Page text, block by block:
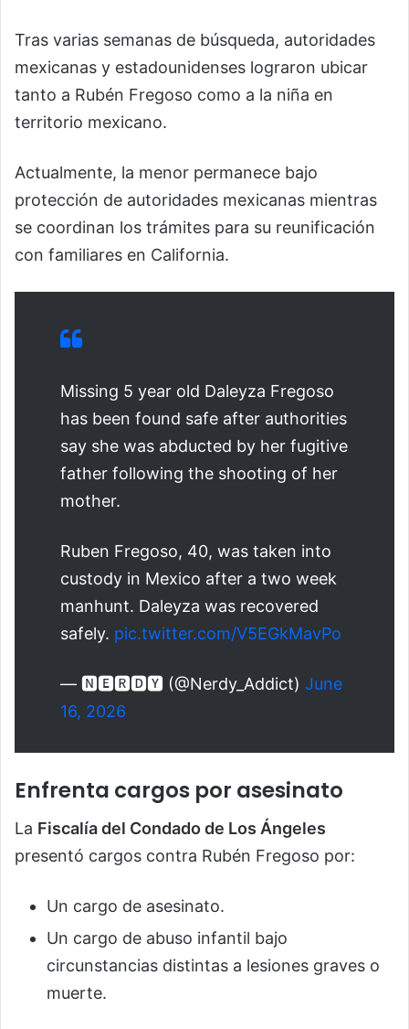
Tras varias semanas de búsqueda, autoridades
mexicanas y estadounidenses lograron ubicar
tanto a Rubén Fregoso como a la niña en
territorio mexicano.
Actualmente, la menor permanece bajo
protección de autoridades mexicanas mientras
se coordinan los trámites para su reunificación
con familiares en California.
Missing 5 year old Daleyza Fregoso
has been found safe after authorities
say she was abducted by her fugitive
father following the shooting of her
mother.
Ruben Fregoso, 40, was taken into
custody in Mexico after a two week
manhunt. Daleyza was recovered
safely. pic.twitter.com/V5EGkMavPo
— 🅽🅴🆁🅳🆈 (@Nerdy_Addict) June
16, 2026
Enfrenta cargos por asesinato
La Fiscalía del Condado de Los Ángeles
presentó cargos contra Rubén Fregoso por:
Un cargo de asesinato.
Un cargo de abuso infantil bajo
circunstancias distintas a lesiones graves o
muerte.